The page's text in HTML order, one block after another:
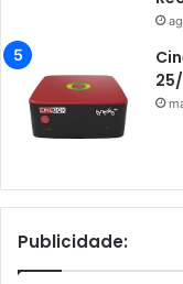
Publicidade: